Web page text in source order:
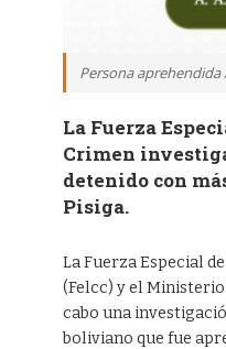
Persona aprehendida
La Fuerza
Crimen
detenido con
Pisiga.
La Fuerza Especial
(Felcc) y el
cabo una
boliviano que fue